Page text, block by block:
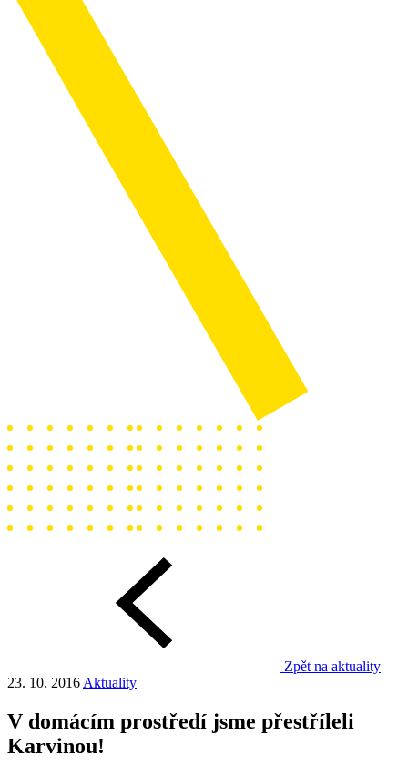
Zpět na aktuality
23. 10. 2016 Aktuality
V domácím prostředí jsme přestříleli
Karvinou!